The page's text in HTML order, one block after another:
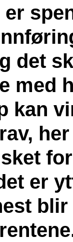
det
med
kan
er